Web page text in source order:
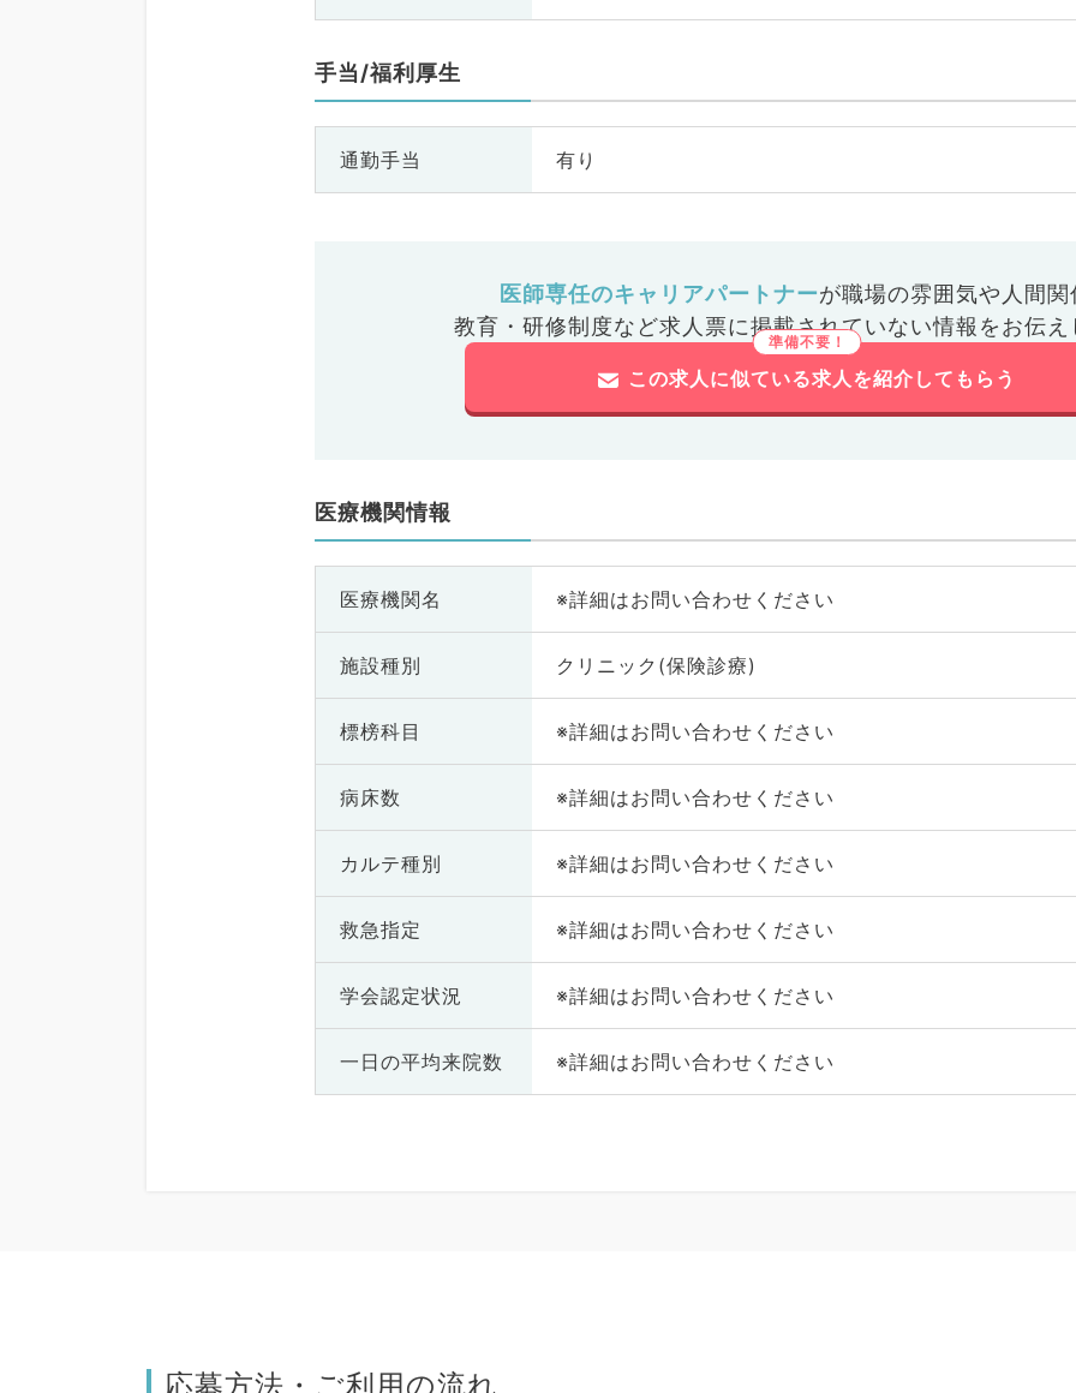
手当/福利厚生
通勤手当 有り
医師専任のキャリアパートナーが職場の雰囲気や人間関
教育・研修制度など求人票に掲載されていない情報をお伝え
この求人に似ている求人を紹介してもらう
医療機関情報
医療機関名 ※詳細はお問い合わせください
施設種別 クリニック(保険診療)
標榜科目 ※詳細はお問い合わせください
病床数 ※詳細はお問い合わせください
カルテ種別 ※詳細はお問い合わせください
救急指定 ※詳細はお問い合わせください
学会認定状況 ※詳細はお問い合わせください
一日の平均来院数 ※詳細はお問い合わせください
応募方法・ご利用の流れ